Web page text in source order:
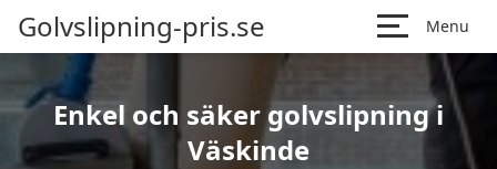
Golvslipning-pris.se Menu
Enkel och säker golvslipning i
Väskinde